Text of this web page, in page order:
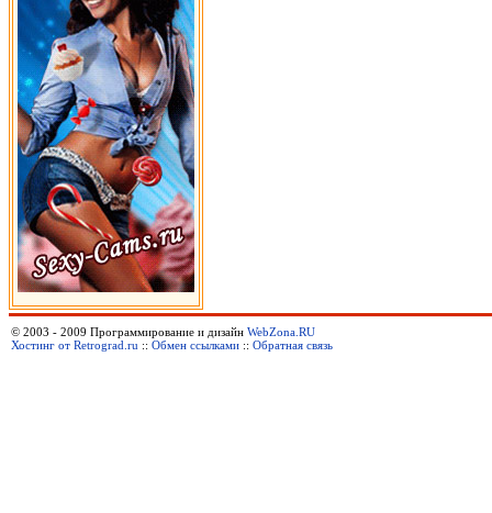
© 2003 - 2009 Программирование и дизайн WebZona.RU
Хостинг от Retrograd.ru :: Обмен ссылками :: Обратная связь